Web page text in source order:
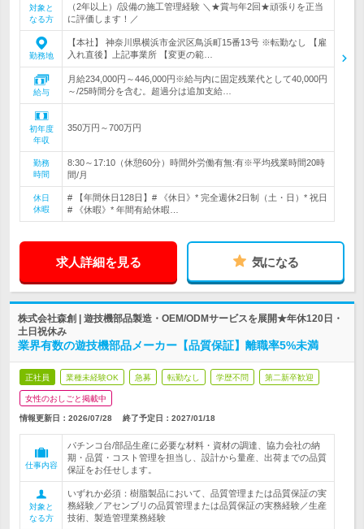
対象と
なる方
（2年以上）/設備の施工管理経験 ＼★賞与年2回★頑張りを正当
に評価します！／
勤務地
【本社】 神奈川県横浜市金沢区鳥浜町15番13号 ※転勤なし 【雇
入れ直後】上記事業所 【変更の範…
給与
月給234,000円～446,000円※給与内に固定残業代として40,000円
～/25時間分を含む。超過分は追加支給…
初年度
年収
350万円～700万円
勤務
時間
8:30～17:10（休憩60分）時間外労働有無:有※平均残業時間20時
間/月
休日
休暇
# 【年間休日128日】# 《休日》* 完全週休2日制（土・日）* 祝日
# 《休暇》* 年間有給休暇…
求人詳細を見る 気になる
株式会社森創 | 遊技機部品製造・OEM/ODMサービスを展開★年休120日・
土日祝休み
業界有数の遊技機部品メーカー【品質保証】離職率5%未満
正社員 業種未経験OK 急募 転勤なし 学歴不問 第二新卒歓迎
女性のおしごと掲載中
情報更新日：2026/07/28 終了予定日： 2027/01/18
仕事内容
パチンコ台/部品生産に必要な材料・資材の調達、協力会社の納
期・品質・コスト管理を担当し、設計から量産、出荷までの品質
保証をお任せします。
対象と
なる方
いずれか必須：樹脂製品において、品質管理または品質保証の実
務経験／アセンブリの品質管理または品質保証の実務経験／生産
技術、製造管理業務経験